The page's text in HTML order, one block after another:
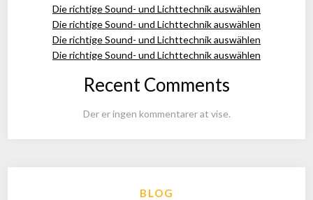
Die richtige Sound- und Lichttechnik auswählen
Die richtige Sound- und Lichttechnik auswählen
Die richtige Sound- und Lichttechnik auswählen
Die richtige Sound- und Lichttechnik auswählen
Recent Comments
Der er ingen kommentarer at vise.
BLOG